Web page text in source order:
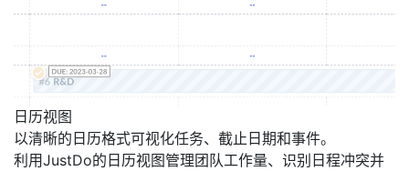
日历视图
以清晰的日历格式可视化任务、截止日期和事件。
利用JustDo的日历视图管理团队工作量、识别日程冲突并